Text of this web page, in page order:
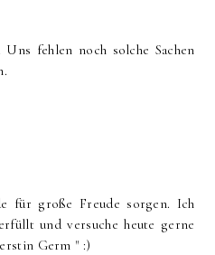
fehlen noch solche Sachen
für große Freude sorgen. Ich
und versuche heute gerne
Germ " :)